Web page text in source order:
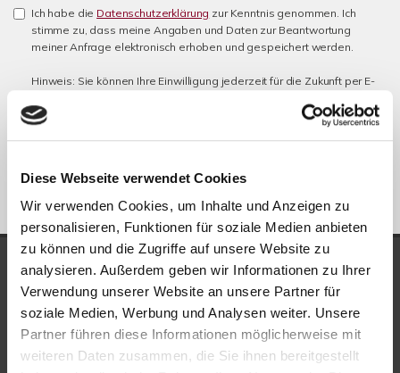
Diese Webseite verwendet Cookies
Wir verwenden Cookies, um Inhalte und Anzeigen zu
personalisieren, Funktionen für soziale Medien anbieten
zu können und die Zugriffe auf unsere Website zu
analysieren. Außerdem geben wir Informationen zu Ihrer
Verwendung unserer Website an unsere Partner für
soziale Medien, Werbung und Analysen weiter. Unsere
Partner führen diese Informationen möglicherweise mit
weiteren Daten zusammen, die Sie ihnen bereitgestellt
Ich habe die Datenschutzerklärung zur Kenntnis genommen. Ich
stimme zu, dass meine Angaben und Daten zur Beantwortung
meiner Anfrage elektronisch erhoben und gespeichert werden.
Hinweis: Sie können Ihre Einwilligung jederzeit für die Zukunft per E-
* Pflichtfelder
UNSERE AUSZEICHNUNGEN